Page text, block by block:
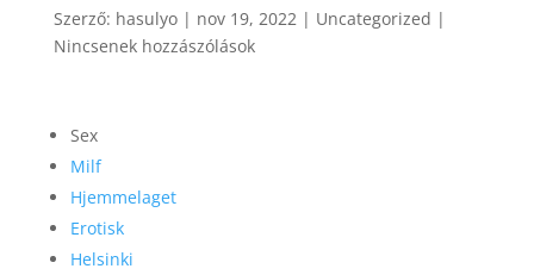
Szerző: hasulyo| nov 19, 2022| Uncategorized |
Nincsenek hozzászólások
Sex
Milf
Hjemmelaget
Erotisk
Helsinki